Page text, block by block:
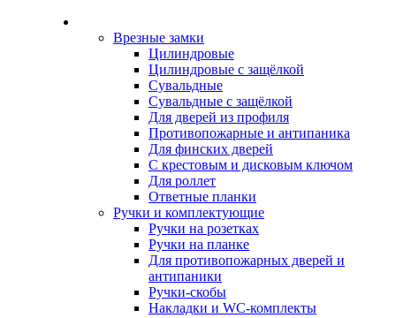
Врезные замки
Цилиндровые
Цилиндровые с защёлкой
Сувальдные
Сувальдные с защёлкой
Для дверей из профиля
Противопожарные и антипаника
Для финских дверей
С крестовым и дисковым ключом
Для роллет
Ответные планки
Ручки и комплектующие
Ручки на розетках
Ручки на планке
Для противопожарных дверей и
антипаники
Ручки-скобы
Накладки и WC-комплекты